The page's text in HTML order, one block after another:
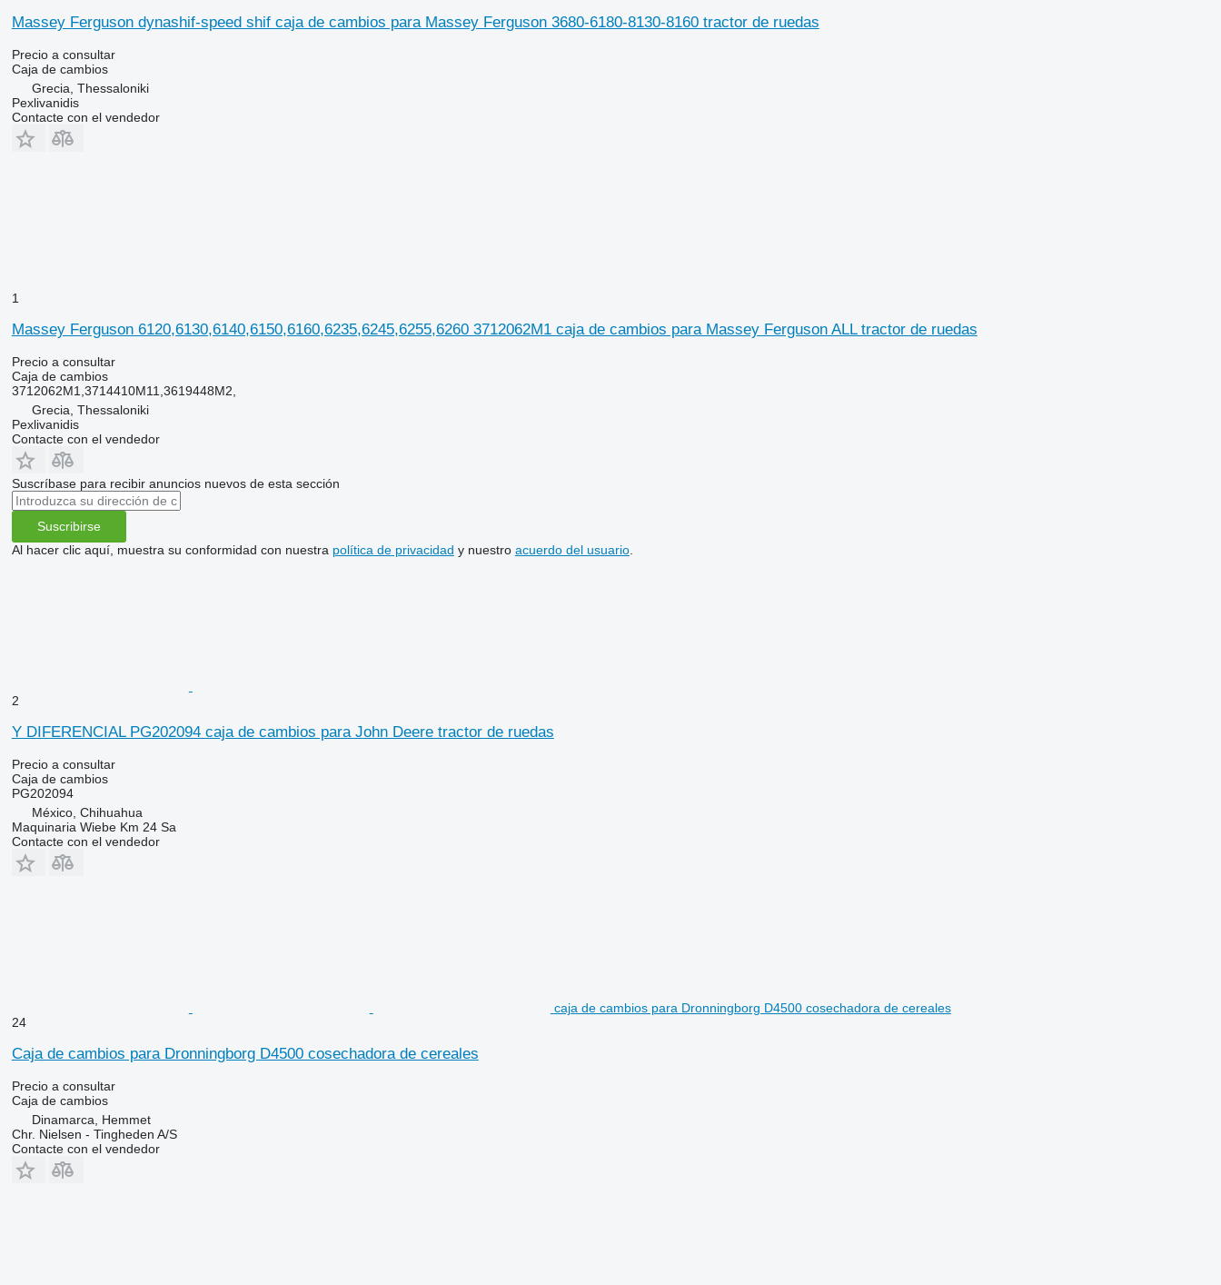
Massey Ferguson dynashif-speed shif caja de cambios para Massey Ferguson 3680-6180-8130-8160 tractor de ruedas
Precio a consultar
Caja de cambios
Grecia, Thessaloniki
Pexlivanidis
Contacte con el vendedor
1
Massey Ferguson 6120,6130,6140,6150,6160,6235,6245,6255,6260 3712062M1 caja de cambios para Massey Ferguson ALL tractor de ruedas
Precio a consultar
Caja de cambios
3712062M1,3714410M11,3619448M2,
Grecia, Thessaloniki
Pexlivanidis
Contacte con el vendedor
Suscríbase para recibir anuncios nuevos de esta sección
Suscribirse
Al hacer clic aquí, muestra su conformidad con nuestra política de privacidad y nuestro acuerdo del usuario.
2
Y DIFERENCIAL PG202094 caja de cambios para John Deere tractor de ruedas
Precio a consultar
Caja de cambios
PG202094
México, Chihuahua
Maquinaria Wiebe Km 24 Sa
Contacte con el vendedor
caja de cambios para Dronningborg D4500 cosechadora de cereales
24
Caja de cambios para Dronningborg D4500 cosechadora de cereales
Precio a consultar
Caja de cambios
Dinamarca, Hemmet
Chr. Nielsen - Tingheden A/S
Contacte con el vendedor